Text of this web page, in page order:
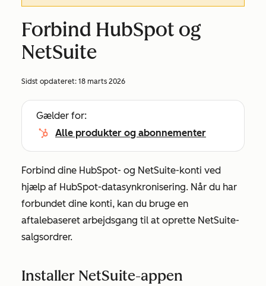
Forbind HubSpot og
NetSuite
Sidst opdateret: 18 marts 2026
Gælder for:
Alle produkter og abonnementer
Forbind dine HubSpot- og NetSuite-konti ved
hjælp af HubSpot-datasynkronisering. Når du har
forbundet dine konti, kan du bruge en
aftalebaseret arbejdsgang til at oprette NetSuite-
salgsordrer.
Installer NetSuite-appen